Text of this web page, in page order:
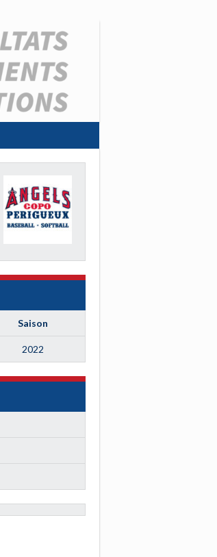
Saison
2022